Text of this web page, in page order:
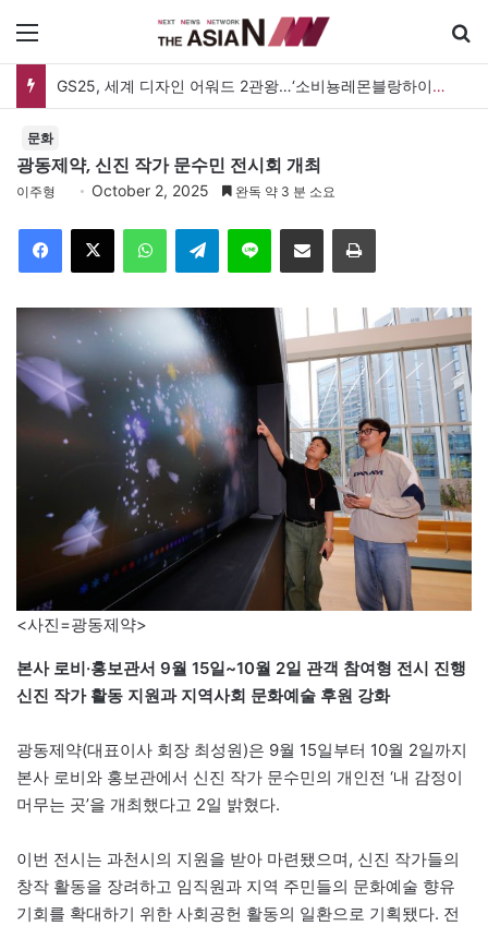
메뉴
GS25, 세계 디자인 어워드 2관왕…‘소비뇽레몬블랑하이볼’ 디자인 경쟁력 인정
문화
광동제약, 신진 작가 문수민 전시회 개최
이주형 October 2, 2025 완독 약 3 분 소요
Facebook
X WhatsAppTelegramLine 이메일 인쇄
<사진=광동제약>
본사 로비·홍보관서 9월 15일~10월 2일 관객 참여형 전시 진행
신진 작가 활동 지원과 지역사회 문화예술 후원 강화
광동제약(대표이사 회장 최성원)은 9월 15일부터 10월 2일까지
본사 로비와 홍보관에서 신진 작가 문수민의 개인전 ‘내 감정이
머무는 곳’을 개최했다고 2일 밝혔다.
이번 전시는 과천시의 지원을 받아 마련됐으며, 신진 작가들의
창작 활동을 장려하고 임직원과 지역 주민들의 문화예술 향유
기회를 확대하기 위한 사회공헌 활동의 일환으로 기획됐다. 전